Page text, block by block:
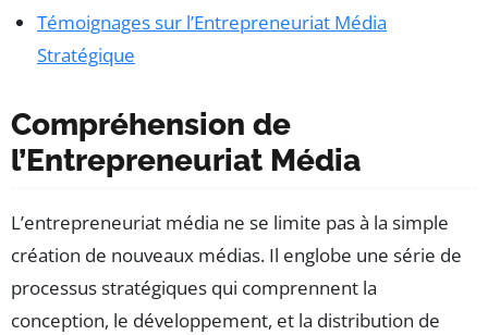
Témoignages sur l’Entrepreneuriat Média
Stratégique
Compréhension de
l’Entrepreneuriat Média
L’entrepreneuriat média ne se limite pas à la simple
création de nouveaux médias. Il englobe une série de
processus stratégiques qui comprennent la
conception, le développement, et la distribution de